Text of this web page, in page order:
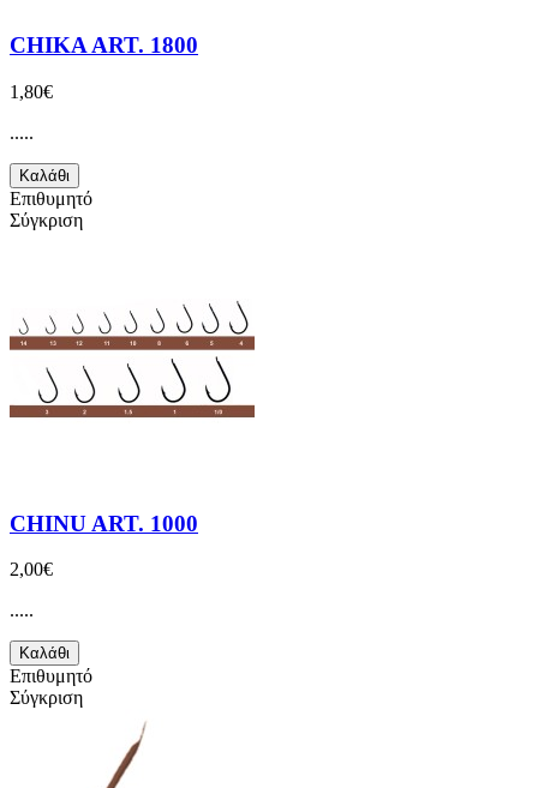
CHIKA ART. 1800
1,80€
.....
Καλάθι
Επιθυμητό
Σύγκριση
CHINU ART. 1000
2,00€
.....
Καλάθι
Επιθυμητό
Σύγκριση